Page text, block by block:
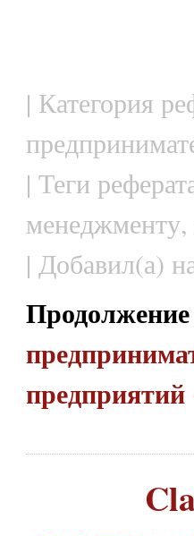
| Категория
| Теги
менеджменту,
| Добавил(а)